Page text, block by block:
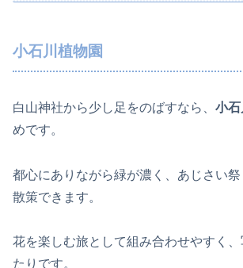
小石川植物園
白山神社から少し足をのばすなら、 小石
めです。
都心にありながら緑が濃く、あじさい
散策できます。
花を楽しむ旅として組み合わせやすく
たりです。